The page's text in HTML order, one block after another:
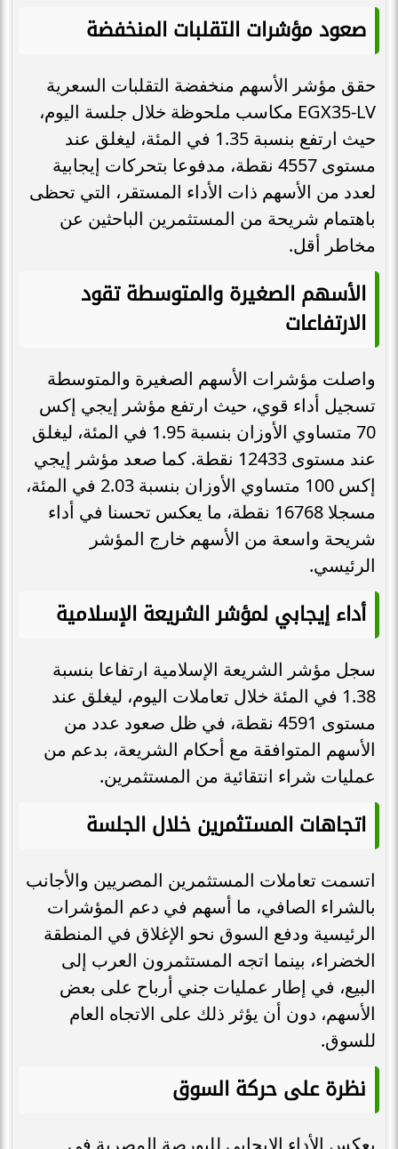
صعود مؤشرات التقلبات المنخفضة
حقق مؤشر الأسهم منخفضة التقلبات السعرية
EGX35-LV مكاسب ملحوظة خلال جلسة اليوم،
حيث ارتفع بنسبة 1.35 في المئة، ليغلق عند
مستوى 4557 نقطة، مدفوعا بتحركات إيجابية
لعدد من الأسهم ذات الأداء المستقر، التي تحظى
باهتمام شريحة من المستثمرين الباحثين عن
مخاطر أقل.
الأسهم الصغيرة والمتوسطة تقود
الارتفاعات
واصلت مؤشرات الأسهم الصغيرة والمتوسطة
تسجيل أداء قوي، حيث ارتفع مؤشر إيجي إكس
70 متساوي الأوزان بنسبة 1.95 في المئة، ليغلق
عند مستوى 12433 نقطة. كما صعد مؤشر إيجي
إكس 100 متساوي الأوزان بنسبة 2.03 في المئة،
مسجلا 16768 نقطة، ما يعكس تحسنا في أداء
شريحة واسعة من الأسهم خارج المؤشر
الرئيسي.
أداء إيجابي لمؤشر الشريعة الإسلامية
سجل مؤشر الشريعة الإسلامية ارتفاعا بنسبة
1.38 في المئة خلال تعاملات اليوم، ليغلق عند
مستوى 4591 نقطة، في ظل صعود عدد من
الأسهم المتوافقة مع أحكام الشريعة، بدعم من
عمليات شراء انتقائية من المستثمرين.
اتجاهات المستثمرين خلال الجلسة
اتسمت تعاملات المستثمرين المصريين والأجانب
بالشراء الصافي، ما أسهم في دعم المؤشرات
الرئيسية ودفع السوق نحو الإغلاق في المنطقة
الخضراء، بينما اتجه المستثمرون العرب إلى
البيع، في إطار عمليات جني أرباح على بعض
الأسهم، دون أن يؤثر ذلك على الاتجاه العام
للسوق.
نظرة على حركة السوق
يعكس الأداء الإيجابي للبورصة المصرية في